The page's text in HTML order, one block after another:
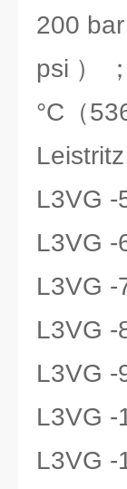
200
psi）
°C（
L3VG -
L3VG -
L3VG -
L3VG -
L3VG -
L3VG -
L3VG -